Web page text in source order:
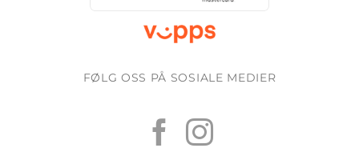
FØLG OSS PÅ SOSIALE MEDIER